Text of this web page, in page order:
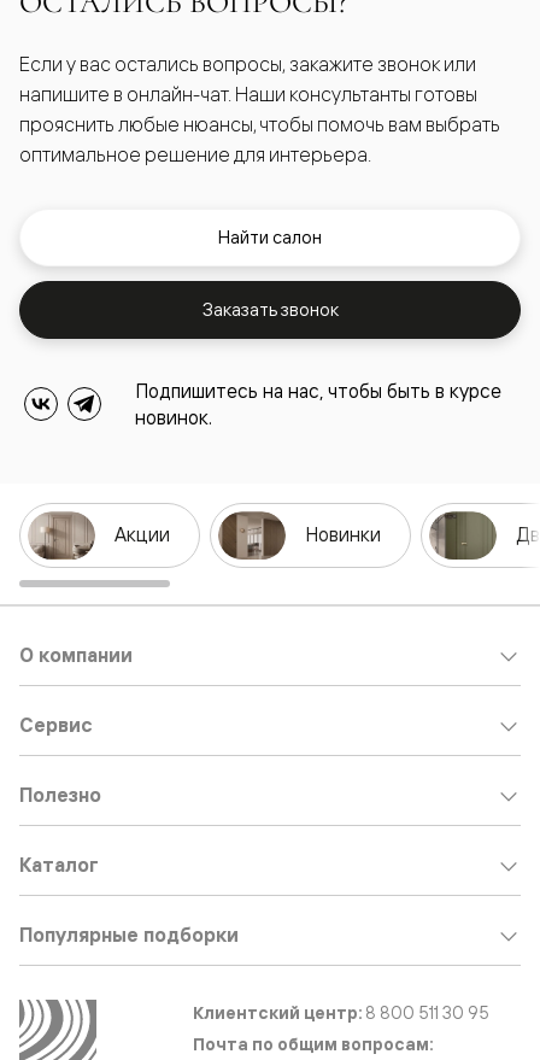
Если у вас остались вопросы, закажите звонок или
напишите в онлайн-чат. Наши консультанты готовы
прояснить любые нюансы, чтобы помочь вам выбрать
оптимальное решение для интерьера.
Найти салон
Заказать звонок
Подпишитесь на нас, чтобы быть в курсе
новинок.
Акции Новинки
О компании
Сервис
Полезно
Каталог
Популярные подборки
Клиентский центр: 8 800 511 30 95
Почта по общим вопросам: